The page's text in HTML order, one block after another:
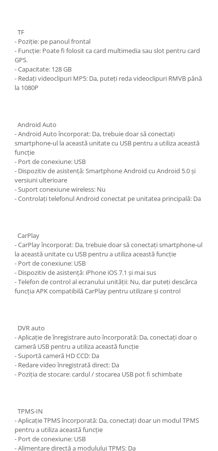
TF
- Poziție: pe panoul frontal
- Funcție: Poate fi folosit ca card multimedia sau slot pentru card
GPS.
- Capacitate: 128 GB
- Redați videoclipuri MP5: Da, puteți reda videoclipuri RMVB până
la 1080P
Android Auto
- Android Auto încorporat: Da, trebuie doar să conectați
smartphone-ul la această unitate cu USB pentru a utiliza această
funcție
- Port de conexiune: USB
- Dispozitiv de asistență: Smartphone Android cu Android 5.0 și
versiuni ulterioare
- Suport conexiune wireless: Nu
- Controlați telefonul Android conectat pe unitatea principală: Da
CarPlay
- CarPlay încorporat: Da, trebuie doar să conectați smartphone-ul
la această unitate cu USB pentru a utiliza această funcție
- Port de conexiune: USB
- Dispozitiv de asistență: iPhone iOS 7.1 și mai sus
- Telefon de control al ecranului unității: Nu, dar puteți descărca
funcția APK compatibilă CarPlay pentru utilizare și control
DVR auto
- Aplicație de înregistrare auto încorporată: Da, conectați doar o
cameră USB pentru a utiliza această funcție
- Suportă cameră HD CCD: Da
- Redare video înregistrată direct: Da
- Poziția de stocare: cardul / stocarea USB pot fi schimbate
TPMS-IN
- Aplicație TPMS încorporată: Da, conectați doar un modul TPMS
pentru a utiliza această funcție
- Port de conexiune: USB
- Alimentare directă a modulului TPMS: Da